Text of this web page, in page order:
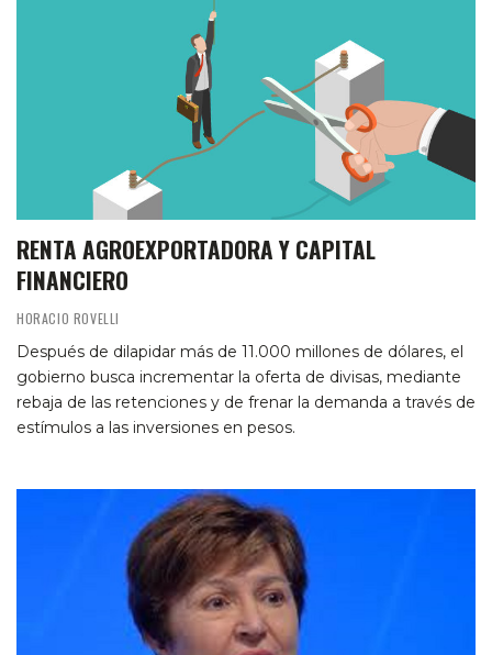
RENTA AGROEXPORTADORA Y CAPITAL
FINANCIERO
HORACIO ROVELLI
Después de dilapidar más de 11.000 millones de dólares, el
gobierno busca incrementar la oferta de divisas, mediante
rebaja de las retenciones y de frenar la demanda a través de
estímulos a las inversiones en pesos.